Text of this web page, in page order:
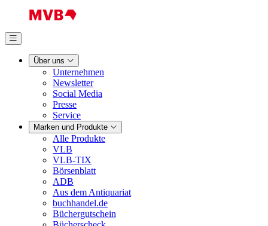
Über uns
Unternehmen
Newsletter
Social Media
Presse
Service
Marken und Produkte
Alle Produkte
VLB
VLB-TIX
Börsenblatt
ADB
Aus dem Antiquariat
buchhandel.de
Büchergutschein